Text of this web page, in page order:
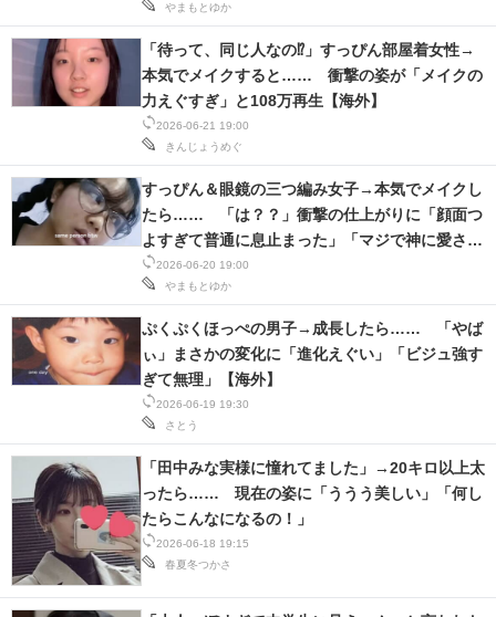
やまもとゆか
2026-06-21 19:00
きんじょうめぐ
「待って、同じ人なの⁉」すっぴん部屋着女性→
本気でメイクすると…… 衝撃の姿が「メイクの
力えぐすぎ」と108万再生【海外】
2026-06-20 19:00
やまもとゆか
すっぴん＆眼鏡の三つ編み女子→本気でメイクし
たら…… 「は？？」衝撃の仕上がりに「顔面つ
よすぎて普通に息止まった」「マジで神に愛され
てる」【海外】
2026-06-19 19:30
さとう
ぷくぷくほっぺの男子→成長したら…… 「やば
ぃ」まさかの変化に「進化えぐい」「ビジュ強す
ぎて無理」【海外】
2026-06-18 19:15
春夏冬つかさ
「田中みな実様に憧れてました」→20キロ以上太
ったら…… 現在の姿に「ううう美しい」「何し
たらこんなになるの！」